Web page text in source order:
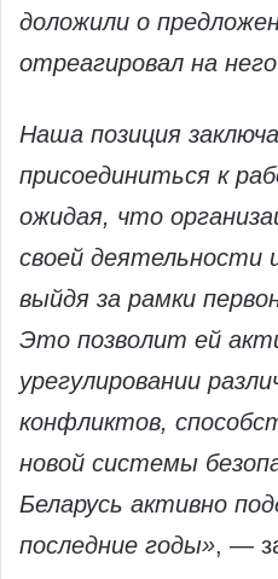
доложили о
отреагировал на
Наша позиция
присоединиться к
ожидая, что
своей деятельности
выйдя за рамки
Это позволит ей
урегулировании
конфликтов,
новой системы
Беларусь активно
последние годы», —